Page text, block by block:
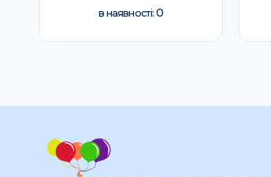
в наявності: 0